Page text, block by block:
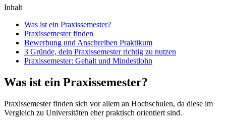
Inhalt
Was ist ein Praxissemester?
Praxissemester finden
Bewerbung und Anschreiben Praktikum
3 Gründe, dein Praxissemester richtig zu nutzen
Praxissemester: Gehalt und Mindestlohn
Was ist ein Praxissemester?
Praxissemester finden sich vor allem an Hochschulen, da diese im
Vergleich zu Universitäten eher praktisch orientiert sind.